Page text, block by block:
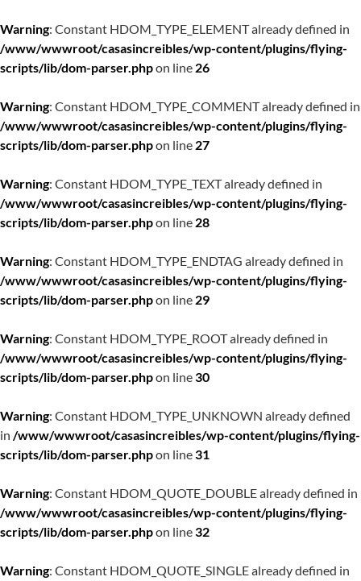
Warning: Constant HDOM_TYPE_ELEMENT already defined in
/www/wwwroot/casasincreibles/wp-content/plugins/flying-
scripts/lib/dom-parser.phpon line 26
Warning: Constant HDOM_TYPE_COMMENT already defined in
/www/wwwroot/casasincreibles/wp-content/plugins/flying-
scripts/lib/dom-parser.phpon line 27
Warning: Constant HDOM_TYPE_TEXT already defined in
/www/wwwroot/casasincreibles/wp-content/plugins/flying-
scripts/lib/dom-parser.phpon line 28
Warning: Constant HDOM_TYPE_ENDTAG already defined in
/www/wwwroot/casasincreibles/wp-content/plugins/flying-
scripts/lib/dom-parser.phpon line 29
Warning: Constant HDOM_TYPE_ROOT already defined in
/www/wwwroot/casasincreibles/wp-content/plugins/flying-
scripts/lib/dom-parser.phpon line30
Warning: Constant HDOM_TYPE_UNKNOWN already defined
in /www/wwwroot/casasincreibles/wp-content/plugins/flying-
scripts/lib/dom-parser.phpon line31
Warning: Constant HDOM_QUOTE_DOUBLE already defined in
/www/wwwroot/casasincreibles/wp-content/plugins/flying-
scripts/lib/dom-parser.phpon line32
Warning: Constant HDOM_QUOTE_SINGLE already defined in